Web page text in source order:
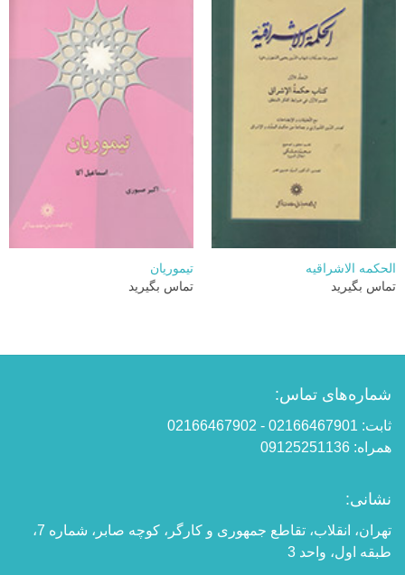
الحکمه الاشراقیه
تماس بگیرید
تیموریان
تماس بگیرید
شماره‌های تماس:
ثابت: 02166467901 - 02166467902
همراه: 09125251136
نشانی:
تهران، انقلاب، تقاطع جمهوری و کارگر، کوچه صابر، شماره 7،
طبقه اول، واحد 3